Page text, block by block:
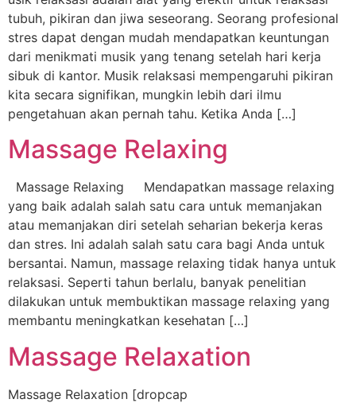
tubuh, pikiran dan jiwa seseorang. Seorang profesional
stres dapat dengan mudah mendapatkan keuntungan
dari menikmati musik yang tenang setelah hari kerja
sibuk di kantor. Musik relaksasi mempengaruhi pikiran
kita secara signifikan, mungkin lebih dari ilmu
pengetahuan akan pernah tahu. Ketika Anda […]
Massage Relaxing
Massage Relaxing Mendapatkan massage relaxing
yang baik adalah salah satu cara untuk memanjakan
atau memanjakan diri setelah seharian bekerja keras
dan stres. Ini adalah salah satu cara bagi Anda untuk
bersantai. Namun, massage relaxing tidak hanya untuk
relaksasi. Seperti tahun berlalu, banyak penelitian
dilakukan untuk membuktikan massage relaxing yang
membantu meningkatkan kesehatan […]
Massage Relaxation
Massage Relaxation [dropcap